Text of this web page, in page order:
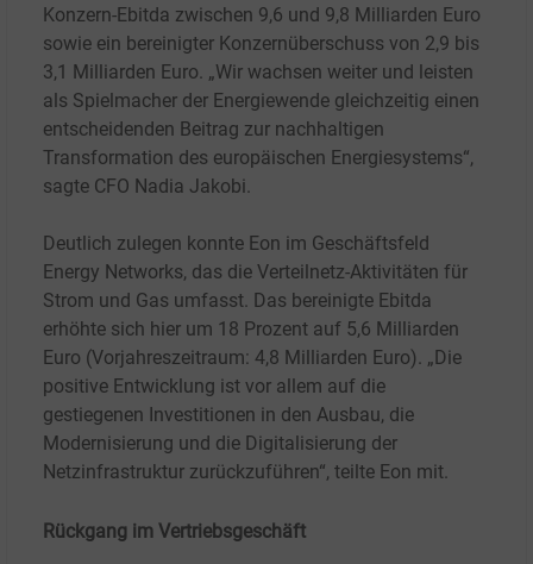
Konzern-Ebitda zwischen 9,6 und 9,8 Milliarden Euro
sowie ein bereinigter Konzernüberschuss von 2,9 bis
3,1
Milliarden Euro. „Wir wachsen weiter und leisten
als Spielmacher der Energiewende gleichzeitig einen
entscheidenden Beitrag zur nachhaltigen
Transformation des europäischen Energiesystems“,
sagte CFO Nadia Jakobi.
Deutlich zulegen konnte Eon im Geschäftsfeld
Energy Networks, das die Verteilnetz-Aktivitäten für
Strom und Gas umfasst. Das bereinigte Ebitda
erhöhte sich hier um 18 Prozent auf 5,6 Milliarden
Euro (Vorjahreszeitraum: 4,8 Milliarden Euro). „Die
positive Entwicklung ist vor allem auf die
gestiegenen Investitionen in den Ausbau, die
Modernisierung und die Digitalisierung der
Netzinfrastruktur zurückzuführen“, teilte Eon mit.
Rückgang im Vertriebsgeschäft